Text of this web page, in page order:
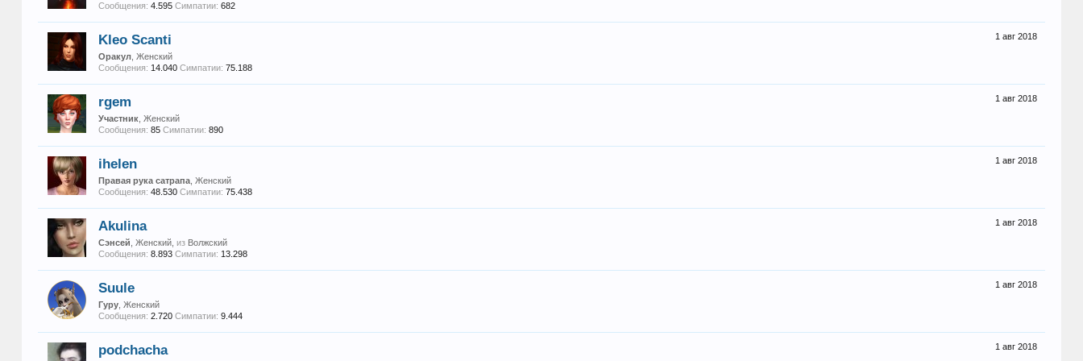
Сообщения: 4.595 Симпатии: 682
1 авг 2018
Kleo Scanti
Оракул, Женский
Сообщения: 14.040 Симпатии: 75.188
1 авг 2018
rgem
Участник, Женский
Сообщения: 85 Симпатии: 890
1 авг 2018
ihelen
Правая рука сатрапа, Женский
Сообщения: 48.530 Симпатии: 75.438
1 авг 2018
Akulina
Сэнсей , Женский, из Волжский
Сообщения: 8.893 Симпатии: 13.298
1 авг 2018
Suule
Гуру, Женский
Сообщения: 2.720 Симпатии: 9.444
1 авг 2018
podchacha